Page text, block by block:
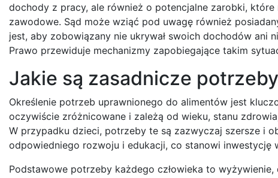
dochody z pracy, ale również o potencjalne zarobki,
zawodowe. Sąd może wziąć pod uwagę również
jest, aby zobowiązany nie ukrywał swoich dochodów ani
Prawo przewiduje mechanizmy zapobiegające takim
Jakie są zasadnicze
Określenie potrzeb uprawnionego do alimentów jest
oczywiście zróżnicowane i zależą od wieku, stanu
W przypadku dzieci, potrzeby te są zazwyczaj szersze i
odpowiedniego rozwoju i edukacji, co stanowi inwestycję
Podstawowe potrzeby każdego człowieka to